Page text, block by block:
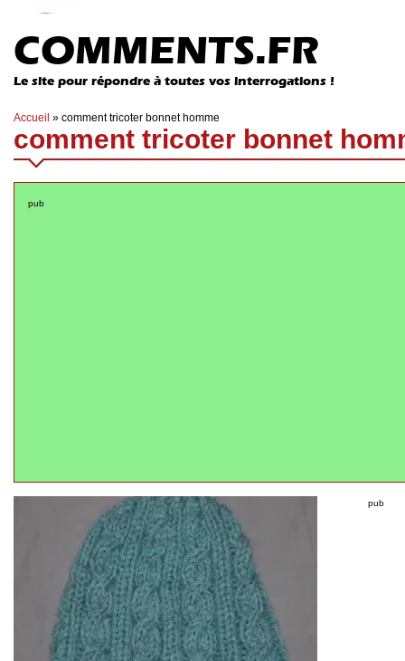
COMMENTS.FR
Le site pour répondre à toutes vos interrogations !
Accueil » comment tricoter bonnet homme
comment tricoter bonnet
pub
pub